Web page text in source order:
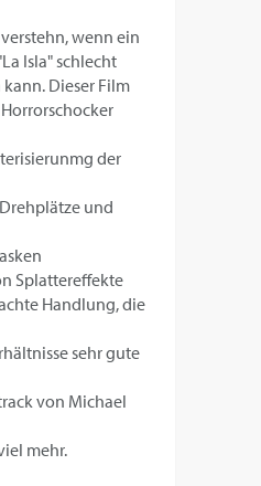
wenn ein
Isla" schlecht
Dieser Film
der
und
Splattereffekte
Handlung, die
sehr gute
von Michael
mehr.